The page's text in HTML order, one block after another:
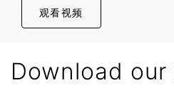
观看视频
Download our